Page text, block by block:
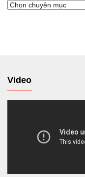
Chuyển
Video